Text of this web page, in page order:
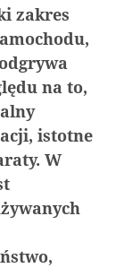
porad jak
czym
zakres
na to,
istotne
W